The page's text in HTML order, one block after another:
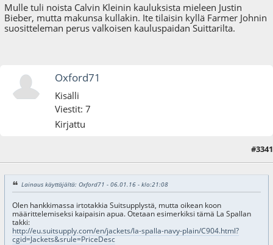
Mulle tuli noista Calvin Kleinin kauluksista mieleen Justin
Bieber, mutta makunsa kullakin. Ite tilaisin kyllä Farmer Johnin
suositteleman perus valkoisen kauluspaidan Suittarilta.
Oxford71
Kisälli
Viestit: 7
Kirjattu
: 28.01.16 - klo:15:47 käyttäjältä Oxford71#3341
Lainaus käyttäjältä: Oxford71 - 06.01.16 - klo:21:08
Olen hankkimassa irtotakkia Suitsupplystä, mutta oikean koon
määrittelemiseksi kaipaisin apua. Otetaan esimerkiksi tämä La Spallan
takki:
http://eu.suitsupply.com/en/jackets/la-spalla-navy-plain/C904.html?
cgid=Jackets&srule=PriceDesc